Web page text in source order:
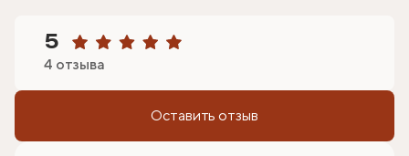
5
4 отзыва
Оставить отзыв